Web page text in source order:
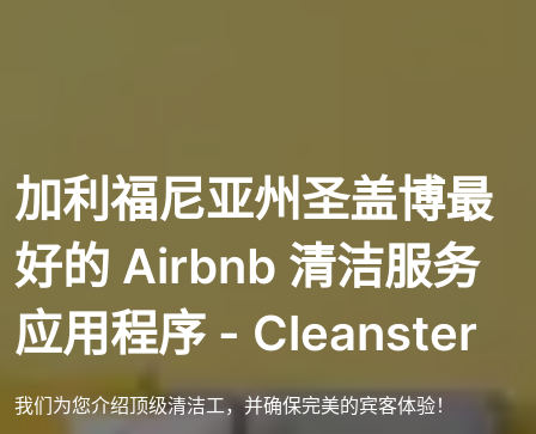
加利福尼亚州圣盖博最
好的 Airbnb 清洁服务
应用程序 - Cleanster
我们为您介绍顶级清洁工，并确保完美的宾客体验！